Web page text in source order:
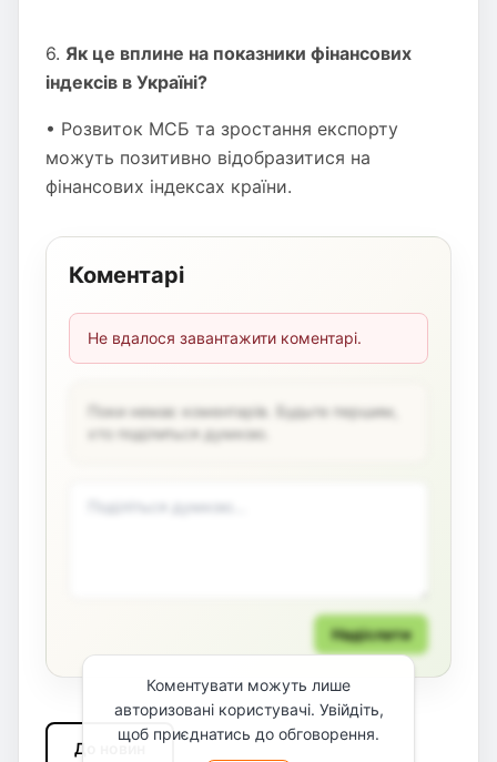
6. Як це вплине на показники фінансових
індексів в Україні?
• Розвиток МСБ та зростання експорту
можуть позитивно відобразитися на
фінансових індексах країни.
Коментарі
Не вдалося завантажити коментарі.
Поки немає коментарів. Будьте першим,
хто поділиться думкою.
Надіслати
Коментувати можуть лише
авторизовані користувачі. Увійдіть,
щоб приєднатись до обговорення.
До новин